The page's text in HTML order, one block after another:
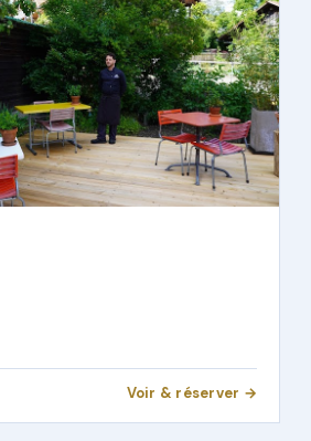
Voir & réserver →